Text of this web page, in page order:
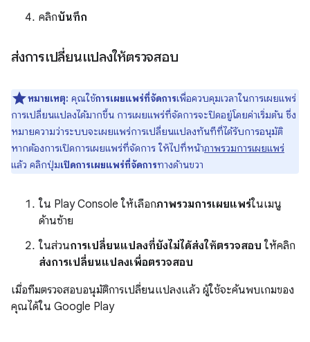
คลิกบันทึก
ส่งการเปลี่ยนแปลงให้ตรวจสอบ
หมายเหตุ: คุณใช้การเผยแพร่ที่จัดการเพื่อควบคุมเวลาในการเผยแพร่
การเปลี่ยนแปลงได้มากขึ้น การเผยแพร่ที่จัดการจะปิดอยู่โดยค่าเริ่มต้น ซึ่ง
หมายความว่าระบบจะเผยแพร่การเปลี่ยนแปลงทันทีที่ได้รับการอนุมัติ
หากต้องการเปิดการเผยแพร่ที่จัดการ ให้ไปที่หน้าภาพรวมการเผยแพร่
แล้ว คลิกปุ่มเปิดการเผยแพร่ที่จัดการทางด้านขวา
ใน Play Console ให้เลือกภาพรวมการเผยแพร่ในเมนู
ด้านซ้าย
ในส่วนการเปลี่ยนแปลงที่ยังไม่ได้ส่งให้ตรวจสอบ ให้คลิก
ส่งการเปลี่ยนแปลงเพื่อตรวจสอบ
เมื่อทีมตรวจสอบอนุมัติการเปลี่ยนแปลงแล้ว ผู้ใช้จะค้นพบเกมของ
คุณได้ใน Google Play